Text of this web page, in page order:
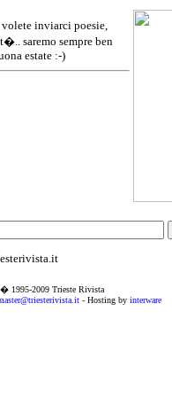
inviarci poesie,
saremo sempre ben
estate :-)
� 1995-2009 Trieste Rivista
- Hosting by interware